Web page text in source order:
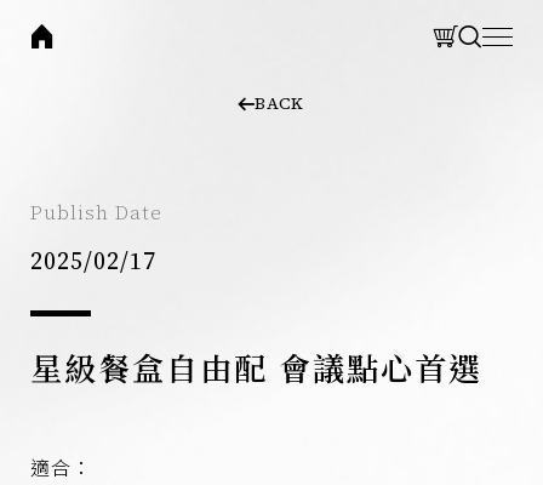
BACK
Publish Date
2025/02/17
星級餐盒自由配 會議點心首選
適合：
網站搜尋
CLOSE
THOMAS CHIEN 法式餐廳
LA ONE Pizza 披薩餐廳
LA ONE Bakery 烘焙坊
EXPLORE